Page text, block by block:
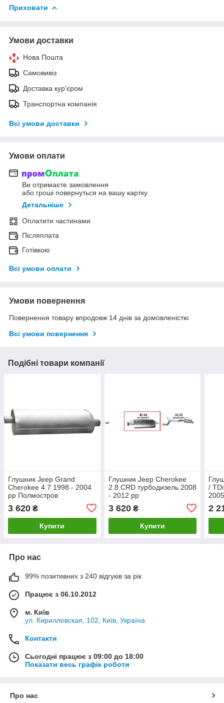
Приховати
Умови доставки
Нова Пошта
Самовивіз
Доставка кур'єром
Транспортна компанія
Всі умови доставки
Умови оплати
Ви отримаєте замовлення
або гроші повернуться на вашу картку
Детальніше
Оплатити частинами
Післяплата
Готівкою
Всі умови оплати
Умови повернення
Повернення товару впродовж 14 днів за домовленістю
Всі умови повернення
Подібні товари компанії
Глушник Jeep Grand
Cherokee 4.7 1998 - 2004
рр Полмостров
3 620 ₴
Купити
Глушник Jeep Cherokee
2.8 CRD турбодизель 2008
- 2012 рр
3 620₴
Купити
/
2
Про нас
99% позитивних з 240 відгуків за рік
Працює з 06.10.2012
м. Київ
ул. Кирилловская, 102, Київ, Україна
Контакти
Сьогодні працює з 09:00 до 18:00
Показати весь графік роботи
Про нас